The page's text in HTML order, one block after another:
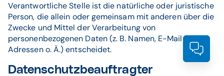
Verantwortliche Stelle ist die natürliche oder juristische
Person, die allein oder gemeinsam mit anderen über die
Zwecke und Mittel der Verarbeitung von
personenbezogenen Daten (z. B. Namen, E-Mail-
Adressen o. Ä.) entscheidet.
Datenschutzbeauftragter